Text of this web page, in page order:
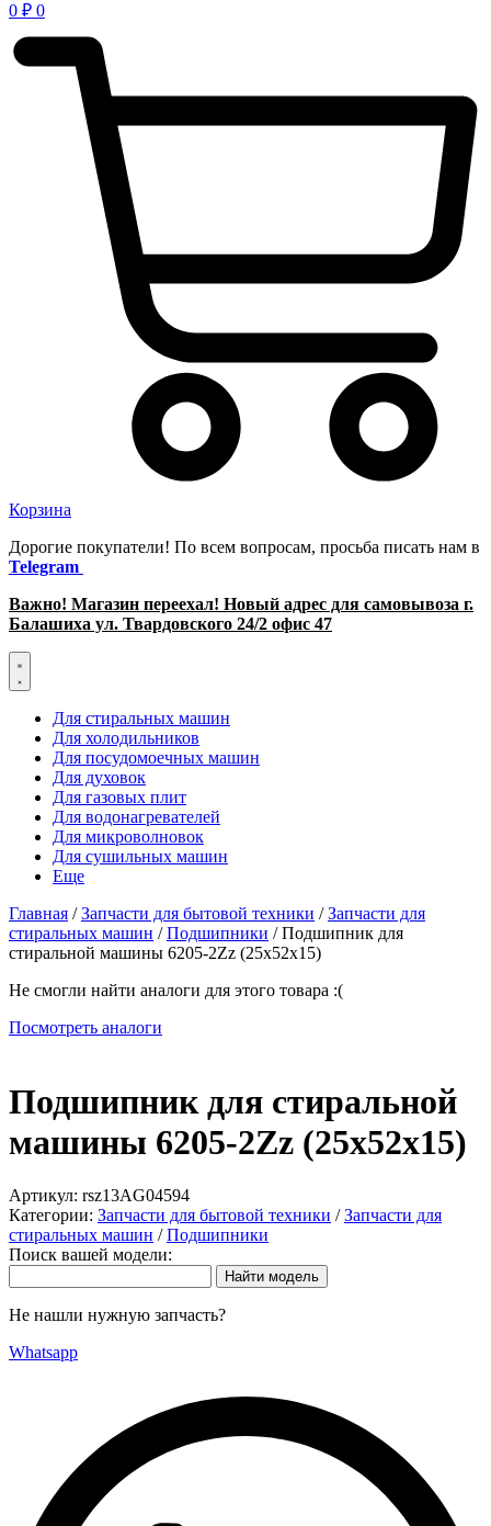
0 ₽ 0
Корзина
Дорогие покупатели! По всем вопросам, просьба писать нам в
Telegram
Важно! Магазин переехал! Новый адрес для самовывоза г.
Балашиха ул. Твардовского 24/2 офис 47
Для стиральных машин
Для холодильников
Для посудомоечных машин
Для духовок
Для газовых плит
Для водонагревателей
Для микроволновок
Для сушильных машин
Еще
Главная /Запчасти для бытовой техники /Запчасти для
стиральных машин /Подшипники / Подшипник для
стиральной машины 6205-2Zz (25x52x15)
Не смогли найти аналоги для этого товара :(
Посмотреть аналоги
Подшипник для стиральной
машины 6205-2Zz (25x52x15)
Артикул: rsz13AG04594
Категории: Запчасти для бытовой техники /Запчасти для
стиральных машин /Подшипники
Поиск вашей модели:
Не нашли нужную запчасть?
Whatsapp